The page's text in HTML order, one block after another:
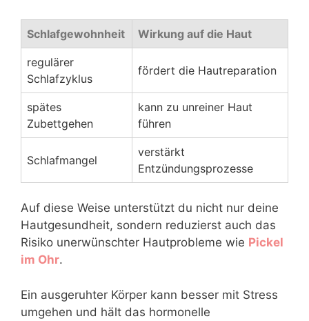
Schlafgewohnheit Wirkung auf die Haut
regulärer
Schlafzyklus
fördert die Hautreparation
spätes
Zubettgehen
kann zu unreiner Haut
führen
Schlafmangel
verstärkt
Entzündungsprozesse
Auf diese Weise unterstützt du nicht nur deine
Hautgesundheit, sondern reduzierst auch das
Risiko unerwünschter Hautprobleme wie Pickel
im Ohr.
Ein ausgeruhter Körper kann besser mit Stress
umgehen und hält das hormonelle